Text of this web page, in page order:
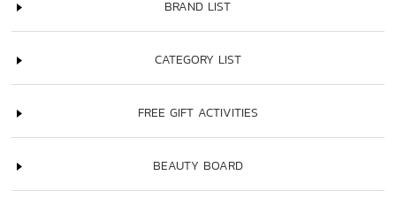
BRAND LIST
CATEGORY LIST
FREE GIFT ACTIVITIES
BEAUTY BOARD